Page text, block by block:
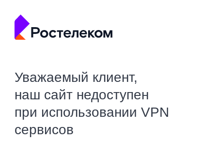
Уважаемый клиент,
наш сайт недоступен
при использовании VPN
сервисов